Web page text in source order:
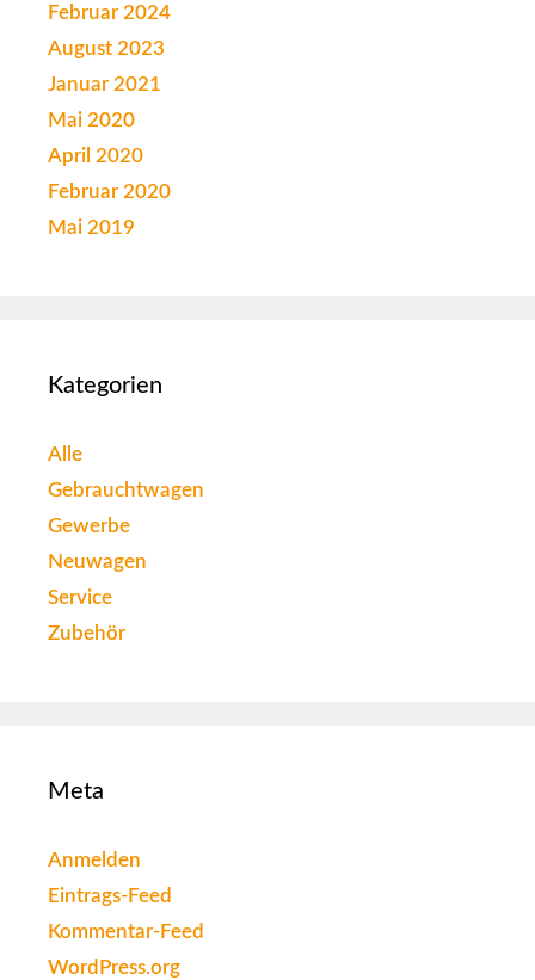
Februar 2024
August 2023
Januar 2021
Mai 2020
April 2020
Februar 2020
Mai 2019
Kategorien
Alle
Gebrauchtwagen
Gewerbe
Neuwagen
Service
Zubehör
Meta
Anmelden
Eintrags-Feed
Kommentar-Feed
WordPress.org